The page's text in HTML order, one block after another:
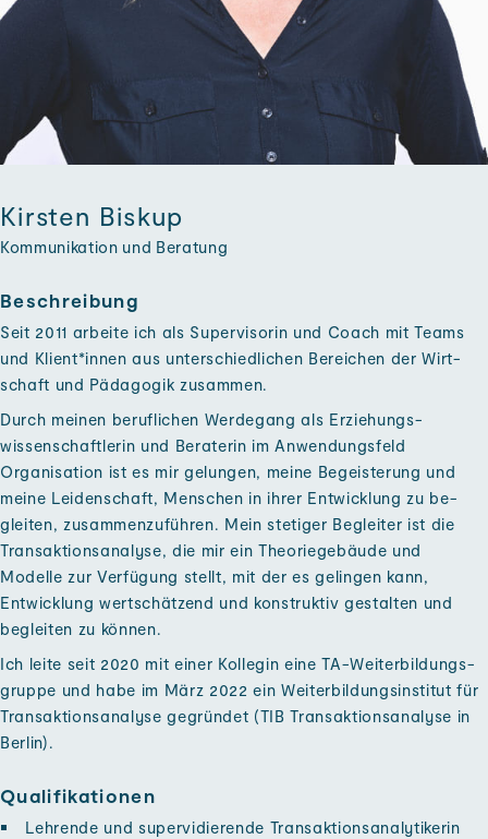
Kirsten Biskup
Kommunikation und Beratung
Beschreibung
Seit 2011 arbeite ich als Super­visorin und Coach mit Teams
und Klient*innen aus unter­schiedlichen Bereichen der Wirt­
schaft und Pädagogik zu­sammen.
Durch meinen beruflichen Werde­gang als Erziehungs­
wissenschaftlerin und Beraterin im Anwendungs­feld
Organisation ist es mir ge­lungen, meine Begeisterung und
meine Leiden­schaft, Menschen in ihrer Ent­wicklung zu be­
gleiten, zusammenzu­führen. Mein stetiger Begleiter ist die
Transaktions­analyse, die mir ein Theorie­gebäude und
Modelle zur Ver­fügung stellt, mit der es gelingen kann,
Entwicklung wert­schätzend und konstruktiv gestalten und
begleiten zu können.
Ich leite seit 2020 mit einer Kollegin eine TA-Weiterbildungs­
gruppe und habe im März 2022 ein Weiterbildungs­institut für
Transaktions­analyse ge­gründet (TIB Transaktionsanalyse in
Berlin).
Qualifikationen
Lehrende und super­vidierende Transaktions­analytikerin